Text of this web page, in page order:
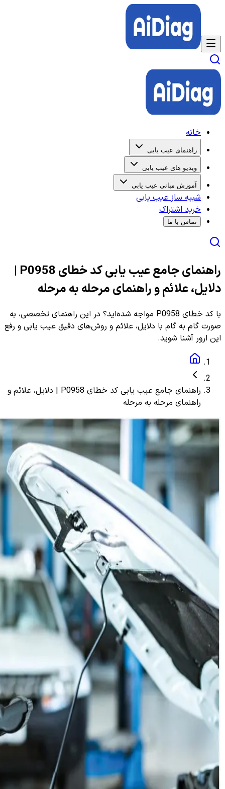
خانه
راهنمای عیب یابی
ویدیو های عیب یابی
آموزش مبانی عیب یابی
شبیه ساز عیب یابی
خرید اشتراک
تماس با ما
راهنمای جامع عیب یابی کد خطای P0958 |
دلایل، علائم و راهنمای مرحله به مرحله
با کد خطای P0958 مواجه شده‌اید؟ در این راهنمای تخصصی، به
صورت گام به گام با دلایل، علائم و روش‌های دقیق عیب یابی و رفع
این ارور آشنا شوید.
راهنمای جامع عیب یابی کد خطای P0958 | دلایل، علائم و
راهنمای مرحله به مرحله